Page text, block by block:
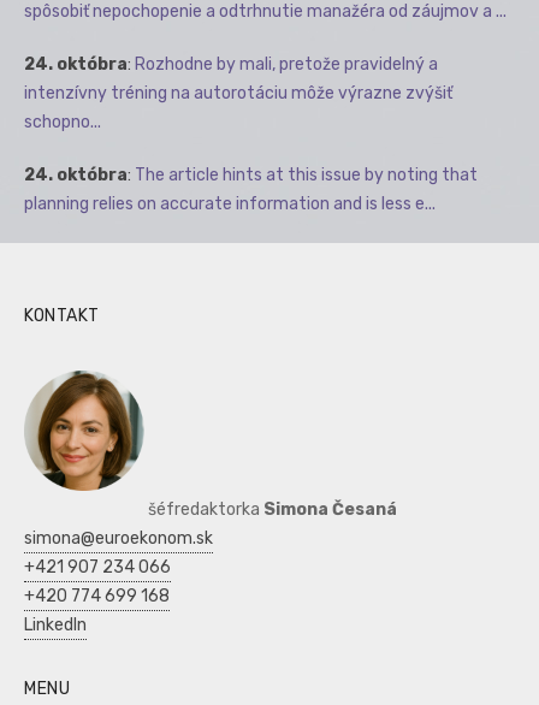
spôsobiť nepochopenie a odtrhnutie manažéra od záujmov a ...
24. októbra: Rozhodne by mali, pretože pravidelný a
intenzívny tréning na autorotáciu môže výrazne zvýšiť
schopno...
24. októbra: The article hints at this issue by noting that
planning relies on accurate information and is less e...
KONTAKT
šéfredaktorka Simona Česaná
simona@euroekonom.sk
+421 907 234 066
+420 774 699 168
LinkedIn
MENU